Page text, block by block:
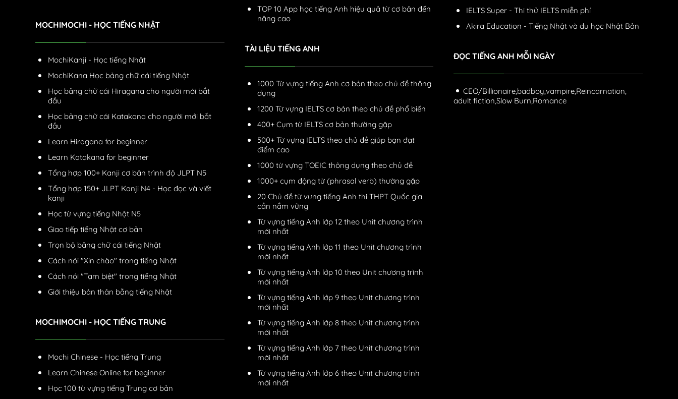
MOCHIMOCHI - HỌC TIẾNG NHẬT
MochiKanji - Học tiếng Nhật
MochiKana Học bảng chữ cái tiếng Nhật
Học bảng chữ cái Hiragana cho người mới bắt
đầu
Học bảng chữ cái Katakana cho người mới bắt
đầu
Learn Hiragana for beginner
Learn Katakana for beginner
Tổng hợp 100+ Kanji cơ bản trình độ JLPT N5
Tổng hợp 150+ JLPT Kanji N4 - Học đọc và viết
kanji
Học từ vựng tiếng Nhật N5
Giao tiếp tiếng Nhật cơ bản
Trọn bộ bảng chữ cái tiếng Nhật
Cách nói "Xin chào" trong tiếng Nhật
Cách nói "Tạm biệt" trong tiếng Nhật
Giới thiệu bản thân bằng tiếng Nhật
MOCHIMOCHI - HỌC TIẾNG TRUNG
Mochi Chinese - Học tiếng Trung
Learn Chinese Online for beginner
Học 100 từ vựng tiếng Trung cơ bản
TOP 10 App học tiếng Anh hiệu quả từ cơ bản đến
nâng cao
TÀI LIỆU TIẾNG ANH
1000 Từ vựng tiếng Anh cơ bản theo chủ đề thông
dụng
1200 Từ vựng IELTS cơ bản theo chủ đề phổ biến
400+ Cụm từ IELTS cơ bản thường gặp
500+ Từ vựng IELTS theo chủ đề giúp bạn đạt
điểm cao
1000 từ vựng TOEIC thông dụng theo chủ đề
1000+ cụm động từ (phrasal verb) thường gặp
20 Chủ đề từ vựng tiếng Anh thi THPT Quốc gia
cần nắm vững
Từ vựng tiếng Anh lớp 12 theo Unit chương trình
mới nhất
Từ vựng tiếng Anh lớp 11 theo Unit chương trình
mới nhất
Từ vựng tiếng Anh lớp 10 theo Unit chương trình
mới nhất
Từ vựng tiếng Anh lớp 9 theo Unit chương trình
mới nhất
Từ vựng tiếng Anh lớp 8 theo Unit chương trình
mới nhất
Từ vựng tiếng Anh lớp 7 theo Unit chương trình
mới nhất
Từ vựng tiếng Anh lớp 6 theo Unit chương trình
mới nhất
IELTS Super - Thi thử IELTS miễn phí
Akira Education - Tiếng Nhật và du học Nhật Bản
ĐỌC TIẾNG ANH MỖI NGÀY
CEO/Billionaire,badboy,vampire,Reincarnation,
adult fiction,Slow Burn,Romance